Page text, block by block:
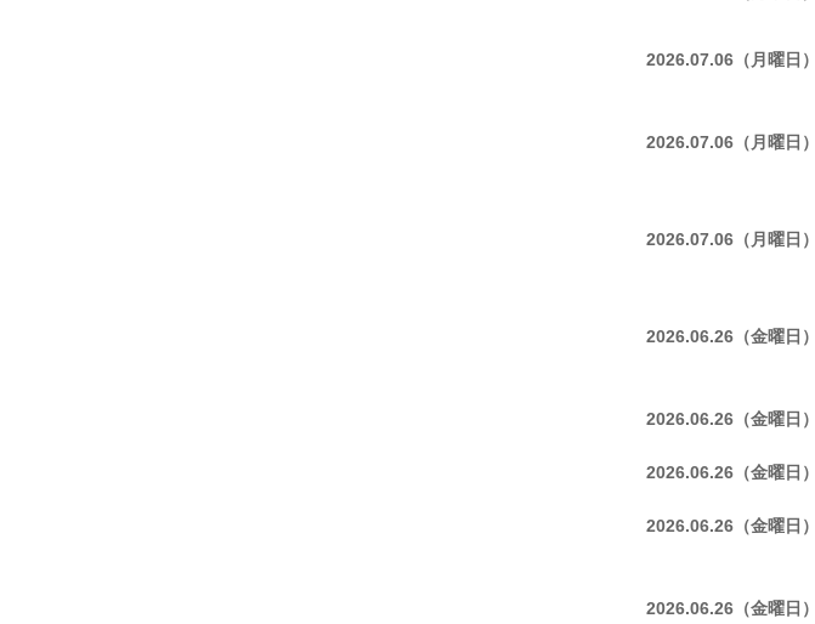
2026.07.06（月曜日）
2026.07.06（月曜日）
2026.07.06（月曜日）
2026.06.26（金曜日）
2026.06.26（金曜日）
2026.06.26（金曜日）
2026.06.26（金曜日）
2026.06.26（金曜日）